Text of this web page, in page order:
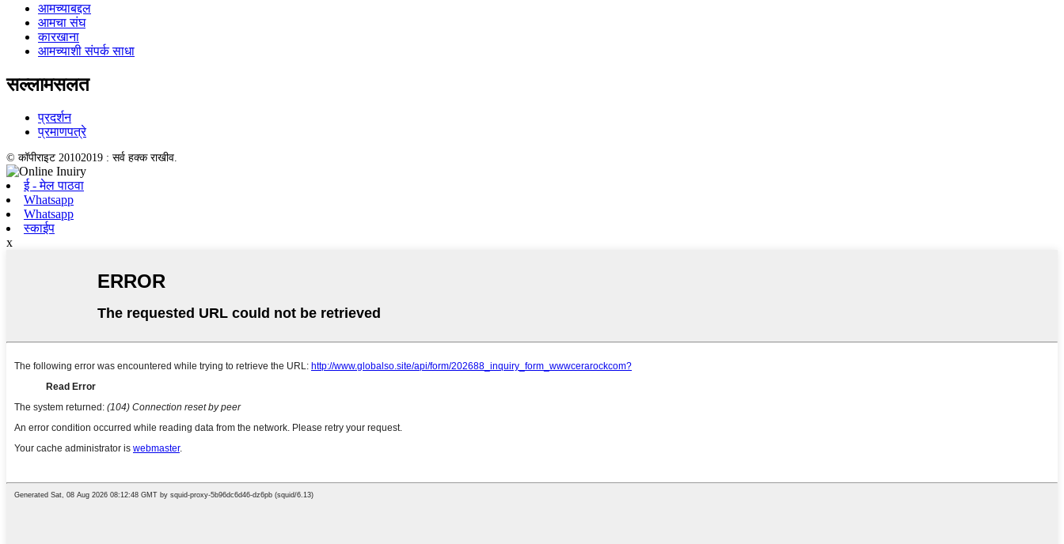
आमच्याबद्दल
आमचा संघ
कारखाना
आमच्याशी संपर्क साधा
सल्लामसलत
प्रदर्शन
प्रमाणपत्रे
© कॉपीराइट 20102019 : सर्व हक्क राखीव.
ई - मेल पाठवा
Whatsapp
Whatsapp
स्काईप
x